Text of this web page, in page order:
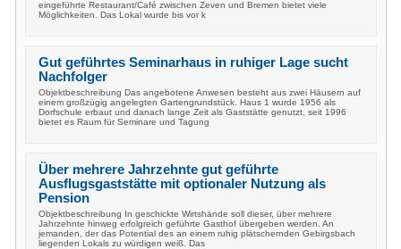
eingeführte Restaurant/Café zwischen Zeven und Bremen bietet viele
Möglichkeiten. Das Lokal wurde bis vor k
Gut geführtes Seminarhaus in ruhiger Lage sucht
Nachfolger
Objektbeschreibung Das angebotene Anwesen besteht aus zwei Häusern auf
einem großzügig angelegten Gartengrundstück. Haus 1 wurde 1956 als
Dorfschule erbaut und danach lange Zeit als Gaststätte genutzt, seit 1996
bietet es Raum für Seminare und Tagung
Über mehrere Jahrzehnte gut geführte
Ausflugsgaststätte mit optionaler Nutzung als
Pension
Objektbeschreibung In geschickte Wirtshände soll dieser, über mehrere
Jahrzehnte hinweg erfolgreich geführte Gasthof übergeben werden. An
jemanden, der das Potential des an einem ruhig plätschernden Gebirgsbach
liegenden Lokals zu würdigen weiß. Das